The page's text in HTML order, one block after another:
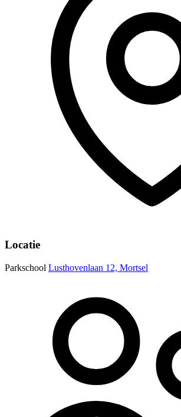
Locatie
Parkschool Lusthovenlaan 12, Mortsel